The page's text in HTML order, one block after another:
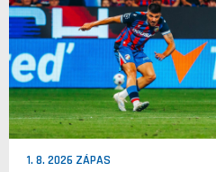
1. 8. 2026 ZÁPAS